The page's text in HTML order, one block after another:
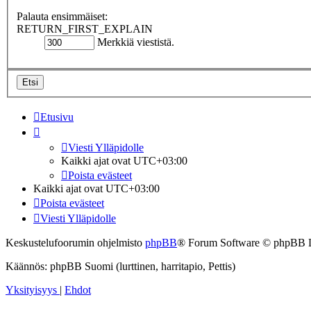
Palauta ensimmäiset:
RETURN_FIRST_EXPLAIN
Merkkiä viestistä.
Etusivu
Viesti Ylläpidolle
Kaikki ajat ovat UTC+03:00
Poista evästeet
Kaikki ajat ovat UTC+03:00
Poista evästeet
Viesti Ylläpidolle
Keskustelufoorumin ohjelmisto phpBB® Forum Software © phpBB
Käännös: phpBB Suomi (lurttinen, harritapio, Pettis)
Yksityisyys | Ehdot